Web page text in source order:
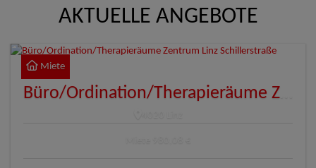
AKTUELLE ANGEBOTE
Miete